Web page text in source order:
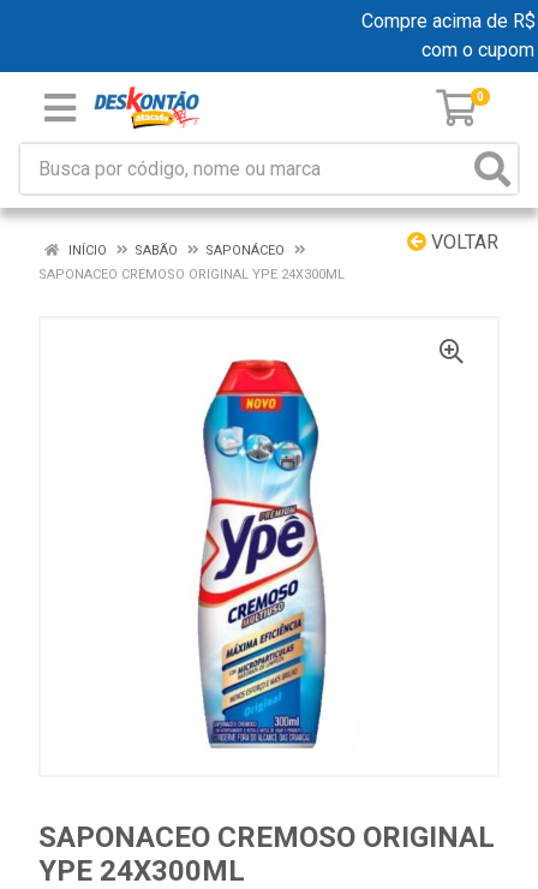
Compre acima de
com o cupom
0
VOLTAR
INÍCIO SABÃO
SAPONÁCEO
SAPONACEO CREMOSO ORIGINAL YPE 24X300ML
SAPONACEO CREMOSO ORIGINAL
YPE 24X300ML